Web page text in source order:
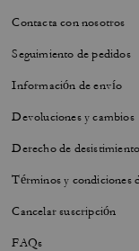
Contacta con nosotros
Seguimiento de pedidos
Información de envío
Devoluciones y cambios
Derecho de desistimiento
Términos y condiciones
Cancelar suscripción
FAQs